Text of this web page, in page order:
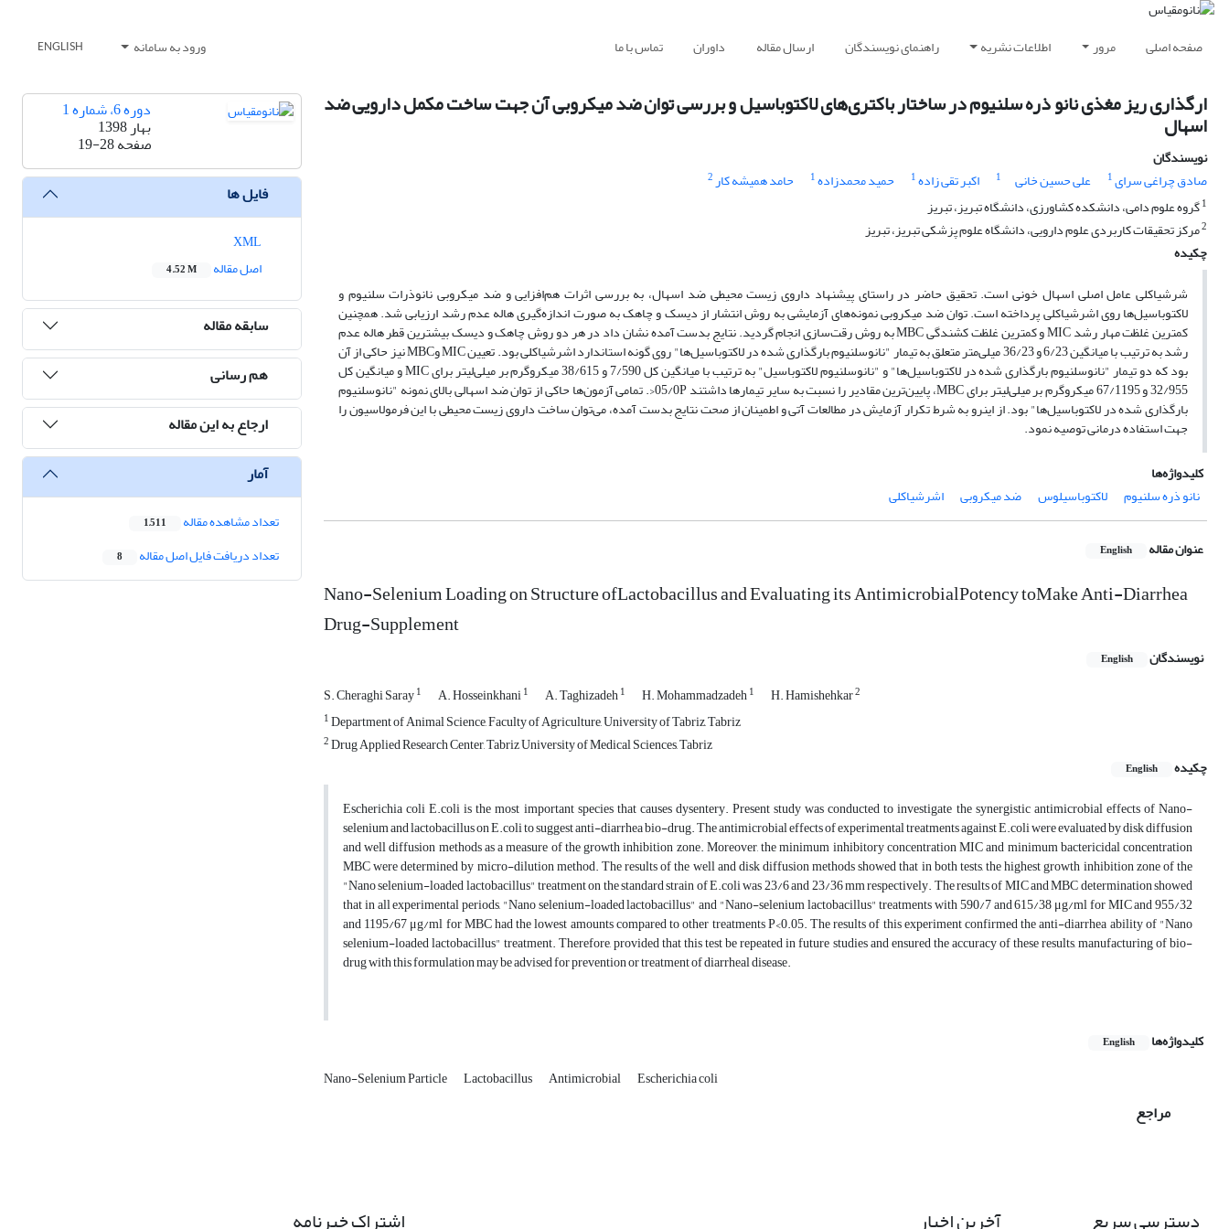
صفحه اصلی مرور اطلاعات نشریه راهنمای نویسندگان ارسال مقاله داوران تماس با ما ورود به سامانه ENGLISH
ارگذاری ریز مغذی نانو ذره سلنیوم در ساختار باکتری‌های لاکتوباسیل و بررسی توان ضد میکروبی آن جهت ساخت مکمل دارویی ضد
اسهال
نویسندگان
صادق چراغی سرای1 علی حسین خانی 1 اکبر تقی زاده1 حمید محمدزاده1 حامد همیشه کار2
1گروه علوم دامی، دانشکده کشاورزی، دانشگاه تبریز، تبریز
2مرکز تحقیقات کاربردی علوم دارویی، دانشگاه علوم پزشکی تبریز، تبریز
چکیده
شرشیاکلی عامل اصلی اسهال خونی است. تحقیق حاضر در راستای پیشنهاد داروی زیست محیطی ضد اسهال، به بررسی اثرات هم‌افزایی و ضد میکروبی نانوذرات سلنیوم و
لاکتوباسیل‌ها روی‌ اشرشیاکلی پرداخته است. توان ضد میکروبی نمونه‌های آزمایشی به روش انتشار از دیسک و چاهک به صورت اندازه‌گیری هاله عدم رشد ارزیابی شد. همچنین
کمترین غلظت مهار رشد MIC و کمترین غلظت کشندگی MBC به روش رقت‌سازی انجام گردید. نتایج بدست آمده نشان داد در هر دو روش چاهک و دیسک بیشترین قطر هاله‌ عدم
رشد به ترتیب با میانگین 6/23 و 36/23 میلی‌متر متعلق به تیمار "نانوسلنیوم بارگذاری شده در لاکتوباسیل‌ها‌" روی گونه استاندارد اشرشیاکلی بود. تعیین MIC وMBC نیز حاکی از آن
بود که دو تیمار "نانوسلنیوم بارگذاری شده در لاکتوباسیل‌ها" و "نانوسلنیوم لاکتوباسیل" به ترتیب با میانگین کل 7/590 و 38/615 میکروگرم بر میلی‌لیتر برای MIC و میانگین کل
32/955 و 67/1195 میکروگرم بر میلی‌لیتر برای MBC، پایین‌ترین مقادیر را نسبت به سایر تیمارها داشتند 05/0P<. تمامی آزمون‌ها حاکی از توان ضد اسهالی بالای نمونه "نانوسلنیوم
بارگذاری شده در لاکتوباسیل‌ها‌" بود. از اینرو به شرط تکرار آزمایش در مطالعات آتی و اطمینان از صحت نتایج بدست آمده، می‌توان ساخت داروی زیست محیطی با این فرمولاسیون را
جهت استفاده درمانی توصیه نمود.
کلیدواژه‌ها
نانو ذره سلنیوم
لاکتوباسیلوس ضد میکروبی اشرشیاکلی
عنوان مقاله English
Nano-Selenium Loading on Structure ofLactobacillus and Evaluating its AntimicrobialPotency toMake Anti-Diarrhea
Drug-Supplement
نویسندگان English
S. Cheraghi Saray1 A. Hosseinkhani1 A. Taghizadeh1 H. Mohammadzadeh1 H. Hamishehkar2
1Department of Animal Science, Faculty of Agriculture, University of Tabriz, Tabriz
2Drug Applied Research Center, Tabriz University of Medical Sciences, Tabriz
چکیده
English
Escherichia coli E.coli is the most important species that causes dysentery. Present study was conducted to investigate the synergistic antimicrobial effects of Nano-
selenium and lactobacillus on E.coli to suggest anti-diarrhea bio-drug. The antimicrobial effects of experimental treatments against E.coli were evaluated by disk diffusion
and well diffusion methods as a measure of the growth inhibition zone. Moreover, the minimum inhibitory concentration MIC and minimum bactericidal concentration
MBC were determined by micro-dilution method. The results of the well and disk diffusion methods showed that in both tests, the highest growth inhibition zone of the
"Nano selenium-loaded lactobacillus" treatment on the standard strain of E.coli was 23/6 and 23/36 mm respectively. The results of MIC and MBC determination showed
that in all experimental periods, "Nano selenium-loaded lactobacillus" and "Nano-selenium lactobacillus" treatments with 590/7 and 615/38 μg/ml for MIC and 955/32
and 1195/67 μg/ml for MBC had the lowest amounts compared to other treatments P<0.05. The results of this experiment confirmed the anti-diarrhea ability of "Nano
selenium-loaded lactobacillus" treatment. Therefore, provided that this test be repeated in future studies and ensured the accuracy of these results, manufacturing of bio-
drug with this formulation may be advised for prevention or treatment of diarrheal disease.
کلیدواژه‌ها English
Nano-Selenium Particle Lactobacillus Antimicrobial Escherichia coli
مراجع
دوره 6، شماره 1
بهار 1398
صفحه19-28
فایل ها
اصل مقاله
4.52 M
سابقه مقاله
هم رسانی
ارجاع به این مقاله
آمار
تعداد مشاهده مقاله 1,511
تعداد دریافت فایل اصل مقاله 8
دسترسی سریع آخرین اخبار اشتراک خبرنامه